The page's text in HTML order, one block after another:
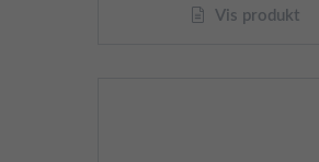
Vis produkt